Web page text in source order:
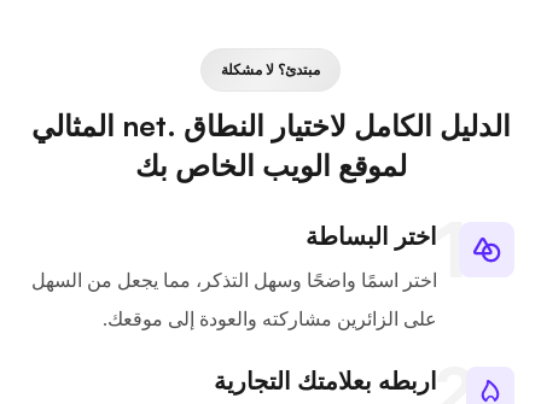
مبتدئ؟ لا مشكلة
الدليل الكامل لاختيار النطاق .net المثالي
لموقع الويب الخاص بك
اختر البساطة
اختر اسمًا واضحًا وسهل التذكر، مما يجعل من السهل
على الزائرين مشاركته والعودة إلى موقعك.
اربطه بعلامتك التجارية